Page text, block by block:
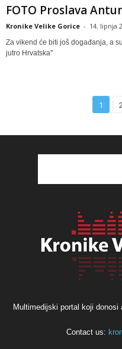
FOTO Proslava
Kronike Velike Gorice - 14. lipnja
Za vikend će biti još događanja, a
jutro Hrvatska''
1 2
Multimedijski portal koji
Contact us: